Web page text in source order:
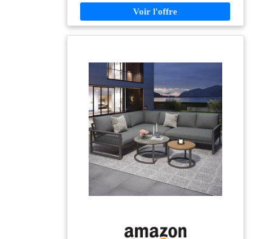
mobilier de jardin, mobilier de balcon ou salon
d'extérieur pour créer des coins salon confortables à
intempéries rendent ce mobilier de salon idéal pour une
utilisation en extérieur. Le tissu polyester respirant de
200 g/m² et le rembourrage en mousse de 8 cm
d'épaisseur offrent un grand confort d'assise. Mobilier
de jardin facile d'entretien avec coussins – idéal pour
les journées ensoleillées sur le balcon, le patio ou la
terrasse. MOBILIER DE JARDIN ROBUSTE AVEC
STRUCTURE EN ACIER – SUPPORTE JUSQU'À
200 KG – La structure métallique thermolaquée rend
cet ensemble de mobilier de jardin particulièrement
stable et durable. Canapé supportant jusqu'à 200 kg,
tables d'appoint jusqu'à 30 kg. La structure renforcée
garantit une bonne stabilité. Idéal comme salon de
DISPOSITION VARIABLE – CANAPÉ D'ANGLE